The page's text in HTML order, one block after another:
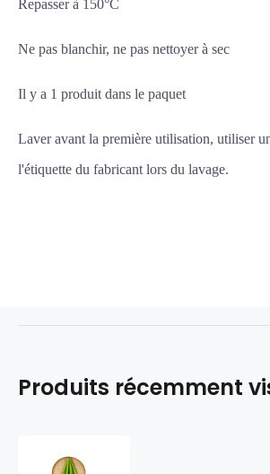
Repasser à 150°C
Ne pas blanchir, ne pas nettoyer à sec
Il y a 1 produit dans le paquet
Laver avant la première utilisation, utiliser
l'étiquette du fabricant lors du lavage.
Produits récemment